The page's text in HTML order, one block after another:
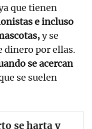
que tienen
e incluso
y se
dinero por ellas.
se acercan
se suelen
se harta y